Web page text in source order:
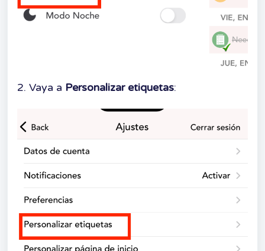
2. Vaya a Personalizar etiquetas: